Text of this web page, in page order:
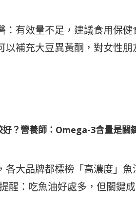
：有效量不足，建議食用保
以補充大豆異黃酮，對女性
好？營養師：Omega-3含量是關
各大品牌都標榜「高濃度」
醒：吃魚油好處多，但關鍵